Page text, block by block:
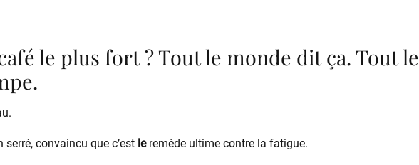
le plus fort ? Tout le monde dit ça. Tout le
convaincu que c’est leremède ultime contre la fatigue.